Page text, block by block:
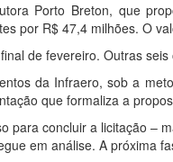
Porto Breton, que
por R$ 47,4 milhões. O
de fevereiro. Outras
da Infraero, sob a
que formaliza a
para concluir a licitação –
em análise. A próxima